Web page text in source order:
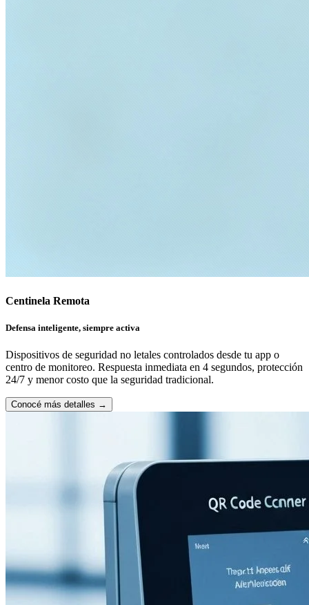
Centinela Remota
Defensa inteligente, siempre activa
Dispositivos de seguridad no letales controlados desde tu app o
centro de monitoreo. Respuesta inmediata en 4 segundos, protección
24/7 y menor costo que la seguridad tradicional.
Conocé más detalles →